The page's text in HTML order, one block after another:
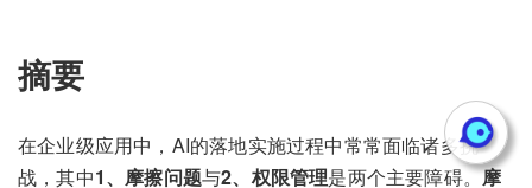
摘要
在企业级应用中，AI的落地实施过程中常常面临诸多挑
战，其中1、摩擦问题与2、权限管理是两个主要障碍。摩